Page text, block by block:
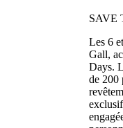
SAVE
Les 6
Gall,
Days.
de 200